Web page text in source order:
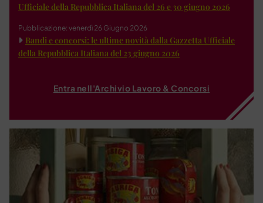
Ufficiale della Repubblica Italiana del 26 e 30 giugno 2026
Pubblicazione: venerdì 26 Giugno 2026
Bandi e concorsi: le ultime novità dalla Gazzetta Ufficiale
della Repubblica Italiana del 23 giugno 2026
Entra nell'Archivio Lavoro & Concorsi